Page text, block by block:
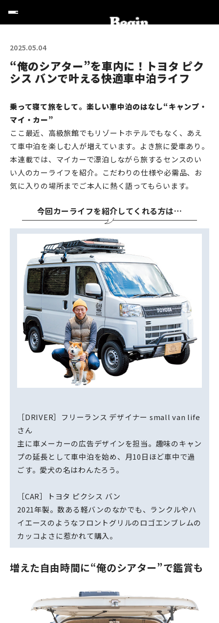
2025.05.04
“俺のシアター”を車内に！トヨタ ピク
シス バンで叶える快適車中泊ライフ
乗って寝て旅をして。楽しい車中泊のはなし“キャンプ・
マイ・カー”
ここ最近、高級旅館でもリゾートホテルでもなく、あえ
て車中泊を楽しむ人が増えています。よき旅に愛車あり。
本連載では、マイカーで漂泊しながら旅するセンスのい
い人のカーライフを紹介。こだわりの仕様や必需品、お
気に入りの場所までご本人に熱く語ってもらいます。
今回カーライフを紹介してくれる方は…
［DRIVER］フリーランス デザイナー small van life
さん
主に車メーカーの広告デザインを担当。趣味のキャン
プの延長として車中泊を始め、月10日ほど車中で過
ごす。愛犬の名はわんたろう。
［CAR］トヨタ ピクシス バン
2021年製。数ある軽バンのなかでも、ランクルやハ
イエースのようなフロントグリルのロゴエンブレムの
カッコよさに惹かれて購入。
増えた自由時間に“俺のシアター”で鑑賞も